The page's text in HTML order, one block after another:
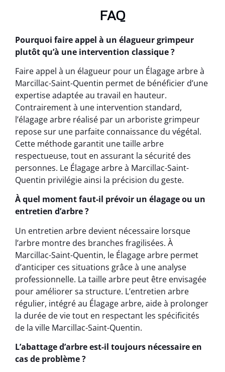
FAQ
Pourquoi faire appel à un élagueur grimpeur
plutôt qu’à une intervention classique ?
Faire appel à un élagueur pour un Élagage arbre à
Marcillac-Saint-Quentin permet de bénéficier d’une
expertise adaptée au travail en hauteur.
Contrairement à une intervention standard,
l’élagage arbre réalisé par un arboriste grimpeur
repose sur une parfaite connaissance du végétal.
Cette méthode garantit une taille arbre
respectueuse, tout en assurant la sécurité des
personnes. Le Élagage arbre à Marcillac-Saint-
Quentin privilégie ainsi la précision du geste.
À quel moment faut-il prévoir un élagage ou un
entretien d’arbre ?
Un entretien arbre devient nécessaire lorsque
l’arbre montre des branches fragilisées. À
Marcillac-Saint-Quentin, le Élagage arbre permet
d’anticiper ces situations grâce à une analyse
professionnelle. La taille arbre peut être envisagée
pour améliorer sa structure. L’entretien arbre
régulier, intégré au Élagage arbre, aide à prolonger
la durée de vie tout en respectant les spécificités
de la ville Marcillac-Saint-Quentin.
L’abattage d’arbre est-il toujours nécessaire en
cas de problème ?